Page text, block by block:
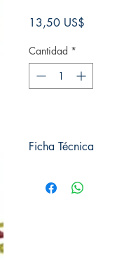
13,50 US$
Cantidad *
Ficha Técnica
Editorial: Norma